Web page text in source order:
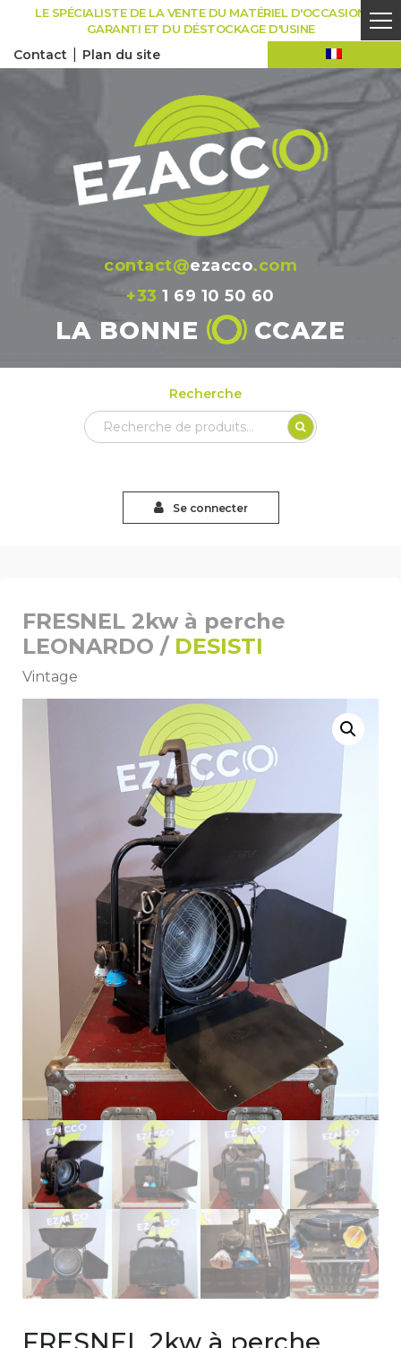
LE SPÉCIALISTE DE LA VENTE DU MATÉRIEL D'OCCASION
GARANTI ET DU DÉSTOCKAGE D'USINE
Contact Plan du site
contact@ezacco.com
+33 1 69 10 50 60
LA BONNE CCAZE
Recherche
Recherche
pour :
Se connecter
FRESNEL 2kw à perche
LEONARDO / DESISTI
Vintage
FRESNEL 2kw à perche